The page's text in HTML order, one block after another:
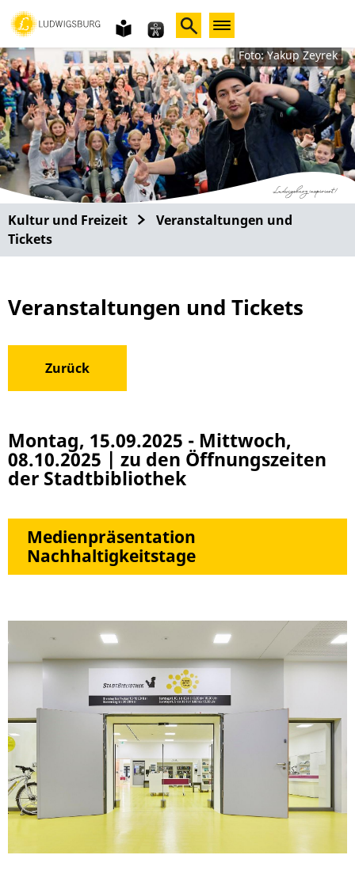
Gebärdensprache
leichte
Sprache Foto: Yakup Zeyrek
Kultur und Freizeit
Veranstaltungen und
Tickets
Veranstaltungen und Tickets
Zurück
Montag, 15.09.2025 - Mittwoch,
08.10.2025 | zu den Öffnungszeiten
der Stadtbibliothek
Medienpräsentation
Nachhaltigkeitstage